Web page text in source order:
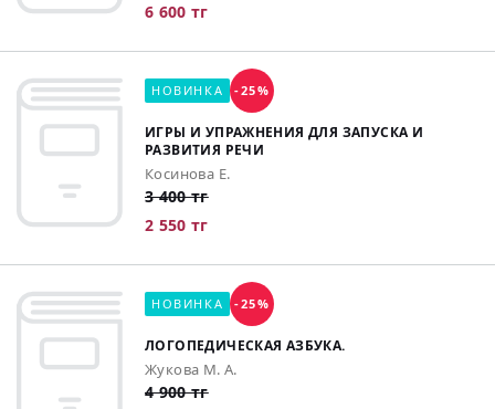
6 600 тг
НОВИНКА -25%
ИГРЫ И УПРАЖНЕНИЯ ДЛЯ ЗАПУСКА И
РАЗВИТИЯ РЕЧИ
Косинова Е.
3 400 тг
2 550 тг
НОВИНКА -25%
ЛОГОПЕДИЧЕСКАЯ АЗБУКА.
Жукова М. А.
4 900 тг